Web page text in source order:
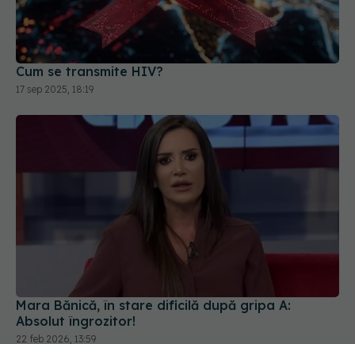
Cum se transmite HIV?
17 sep 2025, 18:19
Mara Bănică, în stare dificilă după gripa A:
Absolut îngrozitor!
22 feb 2026, 13:59